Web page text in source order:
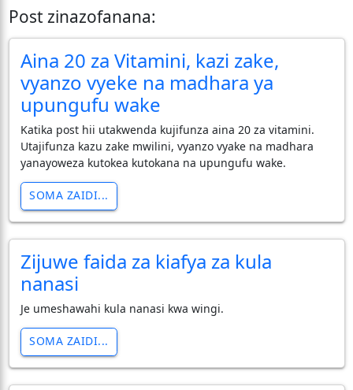
Post zinazofanana:
Aina 20 za Vitamini, kazi zake,
vyanzo vyeke na madhara ya
upungufu wake
Katika post hii utakwenda kujifunza aina 20 za vitamini.
Utajifunza kazu zake mwilini, vyanzo vyake na madhara
yanayoweza kutokea kutokana na upungufu wake.
SOMA ZAIDI...
Zijuwe faida za kiafya za kula
nanasi
Je umeshawahi kula nanasi kwa wingi.
SOMA ZAIDI...